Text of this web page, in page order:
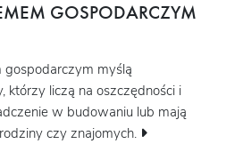
GOSPODARCZYM
myślą
którzy liczą na oszczędności i
w budowaniu lub mają
czy znajomych.